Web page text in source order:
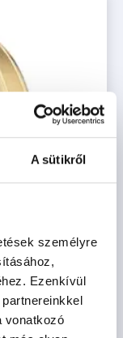
A sütikről
személyre
Ezenkívül
vonatkozó